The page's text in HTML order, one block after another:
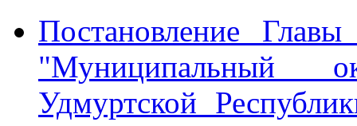
Постановление
"Муниципальный
Удмуртской